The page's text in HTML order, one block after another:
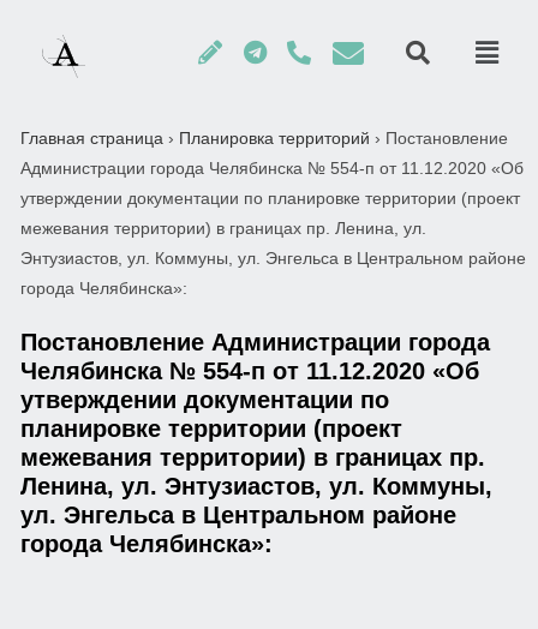
Главная страница › Планировка территорий › Постановление
Администрации города Челябинска № 554-п от 11.12.2020 «Об
утверждении документации по планировке территории (проект
межевания территории) в границах пр. Ленина, ул.
Энтузиастов, ул. Коммуны, ул. Энгельса в Центральном районе
города Челябинска»:
Постановление Администрации города
Челябинска № 554-п от 11.12.2020 «Об
утверждении документации по
планировке территории (проект
межевания территории) в границах пр.
Ленина, ул. Энтузиастов, ул. Коммуны,
ул. Энгельса в Центральном районе
города Челябинска»: